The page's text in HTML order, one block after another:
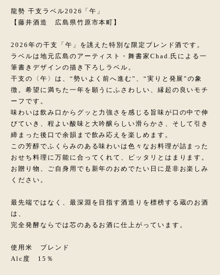
龍勢 干支ラベル2026「午」
【藤井酒造 広島県竹原市本町】
2026年の干支「午」を誂えた特別な限定ブレンド酒です。
ラベルは地元広島のアーティスト・舞書家Chad.氏による一
筆書きデザインの描き下ろしラベル。
干支の〈午〉は、“勢いよく前へ進む”、“実りと発展”の象
徴。希望に満ちた一年を願うにふさわしい、縁起の良いモチ
ーフです。
味わいは飲み口からグッと力強さを感じる旨味が口の中で伸
びていき、程よい酸味と大吟醸らしい滑らかさ、そして引き
締まった後口で余韻まで飲み応えを楽しめます。
この芳醇でふくらみのある味わいは色々なお料理が詰まった
おせち料理に万能に合ってくれて、ピッタリとはまります。
お贈り物、ご自身用でも新年のおめでたい日に是非お楽しみ
ください。
最先端ではなく、最深淵を目指す酒造りを標榜する蔵のお酒
は、
完全発酵ならでは芯のあるお酒に仕上がっています。
使用米 ブレンド
Alc度 15％